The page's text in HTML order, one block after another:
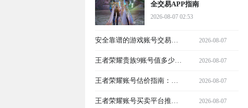
全交易APP指南
2026-08-07 02:53
安全靠谱的游戏账号交易平
台推荐
2026-08-07
王者荣耀贵族9账号值多少
钱？2026热门交易平台推荐
2026-08-07
王者荣耀账号估价指南：如
何判断游戏账号真实价值并
2026-08-07
王者荣耀账号买卖平台推 2026-08-07